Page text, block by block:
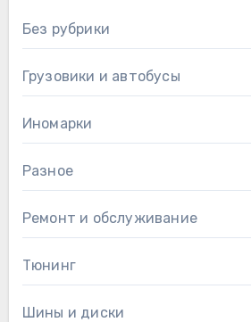
Без рубрики
Грузовики и автобусы
Иномарки
Разное
Ремонт и обслуживание
Тюнинг
Шины и диски